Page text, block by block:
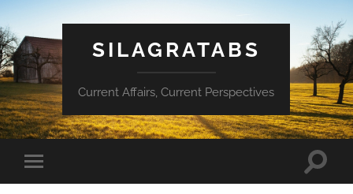
SILAGRATABS
Current Affairs, Current Perspectives
Toggle
mobile
Toggle